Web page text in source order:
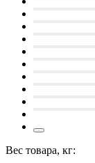
Вес товара, кг: